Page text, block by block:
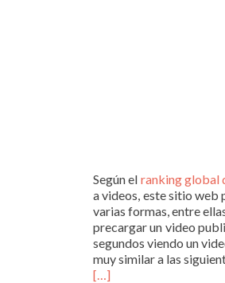
Según el ranking global
a videos, este sitio web
varias formas, entre
precargar un video
segundos viendo un
muy similar a las
[…]